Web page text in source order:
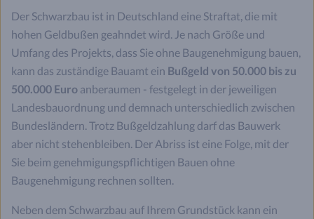
Der Schwarzbau ist in Deutschland eine Straftat, die mit
hohen Geldbußen geahndet wird. Je nach Größe und
Umfang des Projekts, dass Sie ohne Baugenehmigung bauen,
kann das zuständige Bauamt ein Bußgeld von 50.000 bis zu
500.000 Euro anberaumen - festgelegt in der jeweiligen
Landesbauordnung und demnach unterschiedlich zwischen
Bundesländern. Trotz Bußgeldzahlung darf das Bauwerk
aber nicht stehenbleiben. Der Abriss ist eine Folge, mit der
Sie beim genehmigungspflichtigen Bauen ohne
Baugenehmigung rechnen sollten.
Neben dem Schwarzbau auf Ihrem Grundstück kann ein